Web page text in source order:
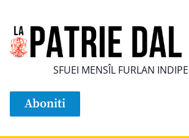
SFUEI MENSÎL FURLAN
Aboniti